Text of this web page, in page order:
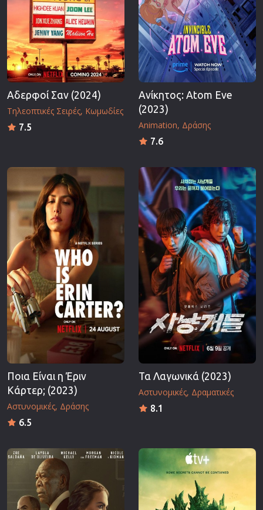
Αδερφοί Σαν (2024)
Τηλεοπτικές Σειρές Κωμωδίες
7.5
Ανίκητος: Atom Eve
(2023)
Animation Δράσης
7.6
Ποια Είναι η Έριν
Κάρτερ; (2023)
Αστυνομικές Δράσης
6.5
Τα Λαγωνικά (2023)
Αστυνομικές Δραματικές
8.1